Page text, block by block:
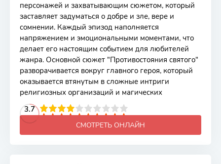
персонажей и захватывающим сюжетом, который
заставляет задуматься о добре и зле, вере и
сомнении. Каждый эпизод наполняется
напряжением и эмоциональными моментами, что
делает его настоящим событием для любителей
жанра. Основной сюжет "Противостояния святого"
разворачивается вокруг главного героя, который
оказывается втянутым в сложные интриги
религиозных организаций и магических
3.7
4 5 6 7 8 9 10
СМОТРЕТЬ ОНЛАЙН